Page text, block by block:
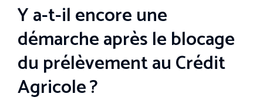
Y a-t-il encore une
démarche après le blocage
du prélèvement au Crédit
Agricole ?